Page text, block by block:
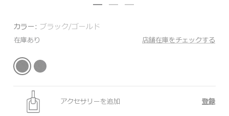
カラー: ブラック/ゴールド
在庫あり 店舗在庫をチェックする
アクセサリーを追加 登録